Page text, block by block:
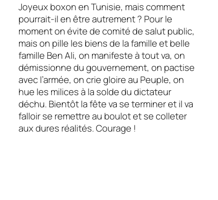
Joyeux boxon en Tunisie, mais comment
pourrait-il en être autrement ? Pour le
moment on évite decomité de salut public,
mais on pille les biens de la famille et belle
famille Ben Ali, on manifeste à tout va, on
démissionne du gouvernement, on pactise
avec l’armée, on crie gloire au Peuple, on
hue les milices à la solde du dictateur
déchu. Bientôt la fête va se terminer et il va
falloir se remettre au boulot et se colleter
aux dures réalités. Courage !